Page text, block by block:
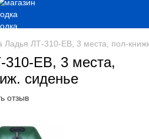
Ладья ЛТ-310-ЕВ, 3 места, пол-
ЕВ, 3 места,
сиденье
отзыв